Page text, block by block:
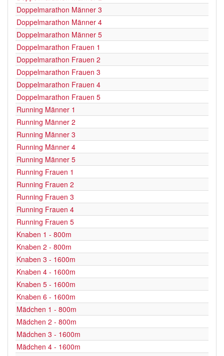
Doppelmarathon Männer 3
Doppelmarathon Männer 4
Doppelmarathon Männer 5
Doppelmarathon Frauen 1
Doppelmarathon Frauen 2
Doppelmarathon Frauen 3
Doppelmarathon Frauen 4
Doppelmarathon Frauen 5
Running Männer 1
Running Männer 2
Running Männer 3
Running Männer 4
Running Männer 5
Running Frauen 1
Running Frauen 2
Running Frauen 3
Running Frauen 4
Running Frauen 5
Knaben 1 - 800m
Knaben 2 - 800m
Knaben 3 - 1600m
Knaben 4 - 1600m
Knaben 5 - 1600m
Knaben 6 - 1600m
Mädchen 1 - 800m
Mädchen 2 - 800m
Mädchen 3 - 1600m
Mädchen 4 - 1600m